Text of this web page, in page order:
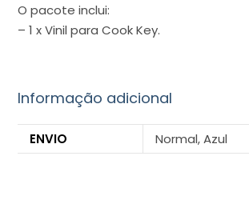
O pacote inclui:
– 1 x Vinil para Cook Key.
Informação adicional
ENVIO Normal, Azul